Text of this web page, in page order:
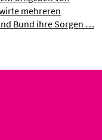
mehreren
Bund ihre Sorgen …